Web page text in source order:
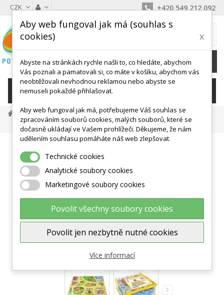
CZK +420 549 212 092
0 Kč
KATEGORIE
Podložky, Žíněnky
Zámkové A Puzzle Žíněnky
City Mapa Puzzle Pěnové TM011
Zobrazit větší
Aby web fungoval jak má (souhlas s
cookies)
x
Abyste na stránkách rychle našli to, co hledáte, abychom
Vás poznali a pamatovali si, co máte v košíku, abychom vás
neobtěžovali nevhodnou reklamou nebo abyste se
nemuseli pokaždé přihlašovat.
Aby web fungoval jak má, potřebujeme Váš souhlas se
zpracováním souborů cookies, malých souborů, které se
dočasně ukládají ve Vašem prohlížeči. Děkujeme, že nám
udělením souhlasu pomáháte náš web zlepšovat.
Technické cookies
Analytické soubory cookies
Marketingové soubory cookies
Povolit všechny soubory cookies
Povolit jen nezbytně nutné cookies
Více informací